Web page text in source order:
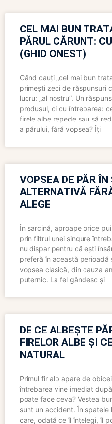
CEL MAI BUN
PĂRUL CĂRUNT:
(GHID ONEST)
Când cauți „cel mai bun
primești zeci de răspunsuri
lucru: „al nostru”. Un
produsul, ci cu întrebarea:
firele albe repede sau să
a părului, fără vopsea? Îți
VOPSEA DE PĂR ÎN
ALTERNATIVĂ
ALEGE
În sarcină, aproape orice
prin filtrul unei singure
nu dispar pentru că ești
preferă în această perioadă
vopsea clasică, din cauza
puternic. La fel gândesc și
DE CE ALBEȘTE
FIRELOR ALBE ȘI
NATURAL
Primul fir alb apare de
întrebarea vine imediat
poate face ceva? Vestea
sunt un accident. În spatele
care, odată ce îl înțelegi, îl